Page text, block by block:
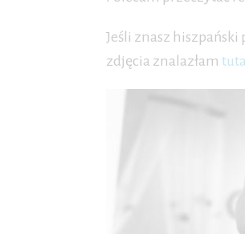
Jeśli znasz hiszpański
zdjęcia znalazłam